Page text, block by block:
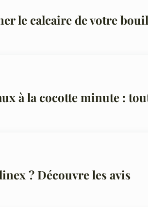
le calcaire de votre
à la cocotte minute :
? Découvre les avis